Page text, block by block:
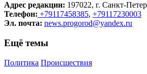
Адрес редакции: 197022, г. Санкт-
Телефон: +79117458385, +79117230003
Эл. почта: news.progorod@yandex.ru
Ещё темы
Политика Происшествия